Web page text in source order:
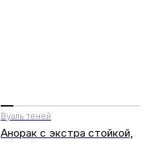
Вуаль теней
Анорак с экстра стойкой,